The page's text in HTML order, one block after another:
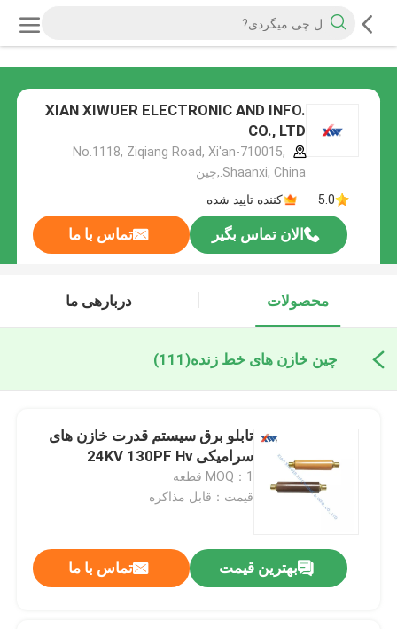
XIAN XIWUER ELECTRONIC AND INFO.
CO., LTD
No.1118, Ziqiang Road, Xi'an-710015,
Shaanxi, China.,چین
5.0
کننده تایید شده
الان تماس بگیر تماس با ما
محصولات دربارهی ما
چین خازن های خط زنده(111)
تابلو برق سیستم قدرت خازن های
سرامیکی 24KV 130PF Hv
MOQ：1 قطعه
قیمت：قابل مذاکره
بهترین قیمت تماس با ما